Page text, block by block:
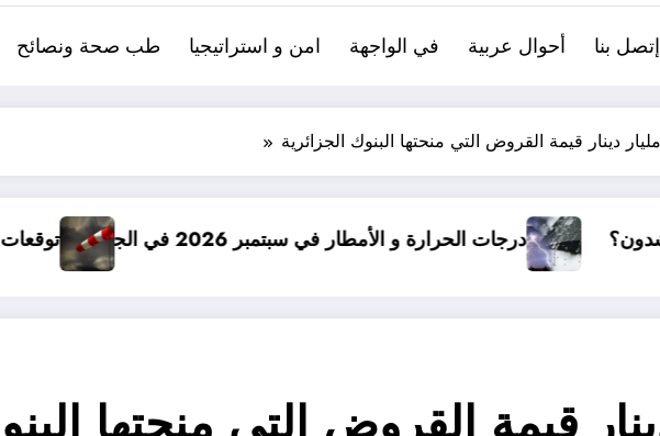
إتصل بنا أحوال عربية في الواجهة امن و استراتيجيا طب صحة ونصائح
درجات الحرارة و الأمطار في سبتمبر 2026 في الجزائر توقعات درجات الحرارة في خريف 2026 في الجزائر